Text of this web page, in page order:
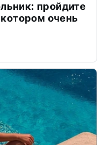
пройдите
очень